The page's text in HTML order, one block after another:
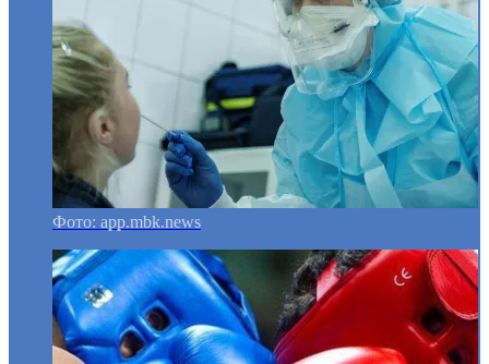
Фото: app.mbk.news